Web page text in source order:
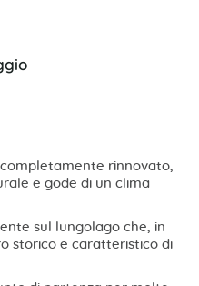
completamente rinnovato,
e gode di un clima
sul lungolago che, in
storico e caratteristico di